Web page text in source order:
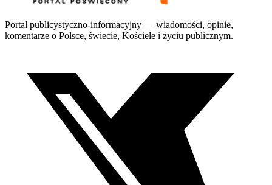
Portal publicystyczno-informacyjny — wiadomości, opinie,
komentarze o Polsce, świecie, Kościele i życiu publicznym.